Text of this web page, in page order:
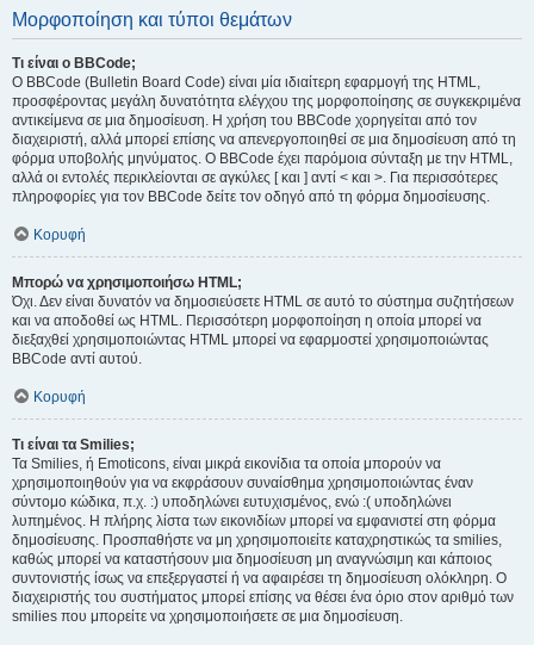
Μορφοποίηση και τύποι θεμάτων
Τι είναι ο BBCode;
Ο BBCode (Bulletin Board Code) είναι μία ιδιαίτερη εφαρμογή της HTML,
προσφέροντας μεγάλη δυνατότητα ελέγχου της μορφοποίησης σε συγκεκριμένα
αντικείμενα σε μια δημοσίευση. Η χρήση του BBCode χορηγείται από τον
διαχειριστή, αλλά μπορεί επίσης να απενεργοποιηθεί σε μια δημοσίευση από τη
φόρμα υποβολής μηνύματος. Ο BBCode έχει παρόμοια σύνταξη με την HTML,
αλλά οι εντολές περικλείονται σε αγκύλες [ και ] αντί < και >. Για περισσότερες
πληροφορίες για τον BBCode δείτε τον οδηγό από τη φόρμα δημοσίευσης.
Κορυφή
Μπορώ να χρησιμοποιήσω HTML;
Όχι. Δεν είναι δυνατόν να δημοσιεύσετε HTML σε αυτό το σύστημα συζητήσεων
και να αποδοθεί ως HTML. Περισσότερη μορφοποίηση η οποία μπορεί να
διεξαχθεί χρησιμοποιώντας HTML μπορεί να εφαρμοστεί χρησιμοποιώντας
BBCode αντί αυτού.
Κορυφή
Τι είναι τα Smilies;
Τα Smilies, ή Emoticons, είναι μικρά εικονίδια τα οποία μπορούν να
χρησιμοποιηθούν για να εκφράσουν συναίσθημα χρησιμοποιώντας έναν
σύντομο κώδικα, π.χ. :) υποδηλώνει ευτυχισμένος, ενώ :( υποδηλώνει
λυπημένος. Η πλήρης λίστα των εικονιδίων μπορεί να εμφανιστεί στη φόρμα
δημοσίευσης. Προσπαθήστε να μη χρησιμοποιείτε καταχρηστικώς τα smilies,
καθώς μπορεί να καταστήσουν μια δημοσίευση μη αναγνώσιμη και κάποιος
συντονιστής ίσως να επεξεργαστεί ή να αφαιρέσει τη δημοσίευση ολόκληρη. Ο
διαχειριστής του συστήματος μπορεί επίσης να θέσει ένα όριο στον αριθμό των
smilies που μπορείτε να χρησιμοποιήσετε σε μια δημοσίευση.